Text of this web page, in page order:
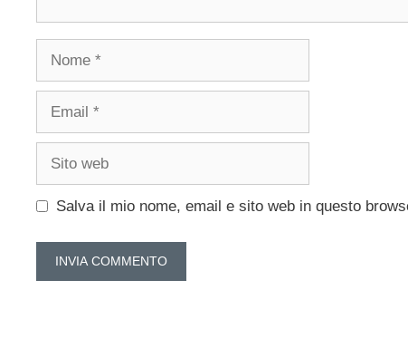
Nome
Email
Sito
Salva il mio nome, email e sito web in questo